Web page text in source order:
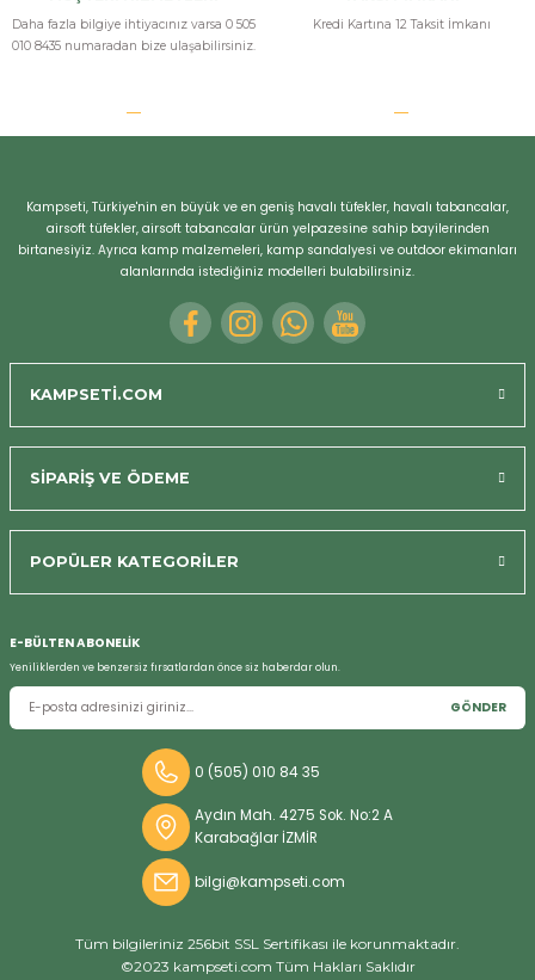
Daha fazla bilgiye ihtiyacınız varsa 0 505
010 8435 numaradan bize ulaşabilirsiniz.
Kredi Kartına 12 Taksit İmkanı
Kampseti, Türkiye'nin en büyük ve en geniş havalı tüfekler, havalı tabancalar,
airsoft tüfekler, airsoft tabancalar ürün yelpazesine sahip bayilerinden
birtanesiyiz. Ayrıca kamp malzemeleri, kamp sandalyesi ve outdoor ekimanları
alanlarında istediğiniz modelleri bulabilirsiniz.
KAMPSETİ.COM
SİPARİŞ VE ÖDEME
POPÜLER KATEGORİLER
E-BÜLTEN ABONELİK
Yeniliklerden ve benzersiz fırsatlardan önce siz haberdar olun.
GÖNDER
0 (505) 010 84 35
Aydın Mah. 4275 Sok. No:2 A
Karabağlar İZMİR
bilgi@kampseti.com
Tüm bilgileriniz 256bit SSL Sertifikası ile korunmaktadır.
©2023 kampseti.com Tüm Hakları Saklıdır